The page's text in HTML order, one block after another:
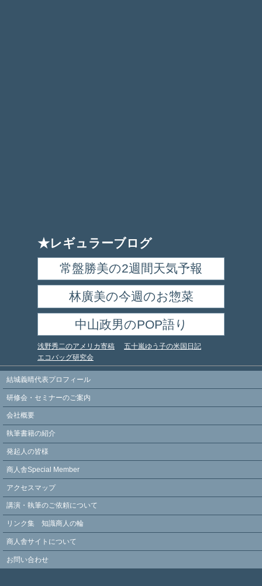
★レギュラーブログ
常盤勝美の2週間天気予報
林廣美の今週のお惣菜
浅野秀二のアメリカ寄稿 五十嵐ゆう子の米国日記
中山政男のPOP語り
エコバッグ研究会
結城義晴代表プロフィール
研修会・セミナーのご案内
会社概要
執筆書籍の紹介
発起人の皆様
商人舎Special Member
アクセスマップ
講演・執筆のご依頼について
リンク集 知識商人の輪
商人舎サイトについて
お問い合わせ